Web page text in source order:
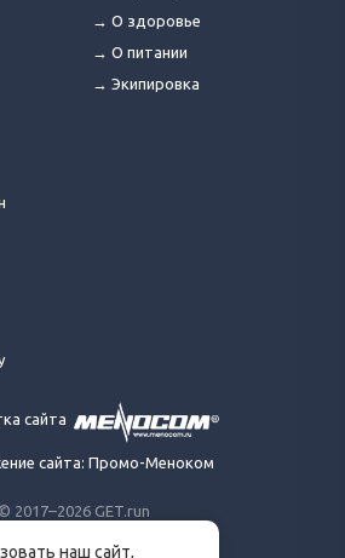
© 2017–2026 GET.run
→ О здоровье
→ О питании
→ Экипировка
сайта
сайта: Промо-Меноком
наш сайт,